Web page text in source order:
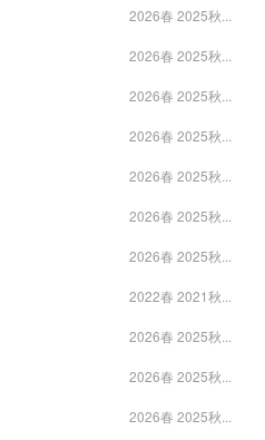
2026春 2025秋...
2026春 2025秋...
2026春 2025秋...
2026春 2025秋...
2026春 2025秋...
2026春 2025秋...
2026春 2025秋...
2022春 2021秋...
2026春 2025秋...
2026春 2025秋...
2026春 2025秋...